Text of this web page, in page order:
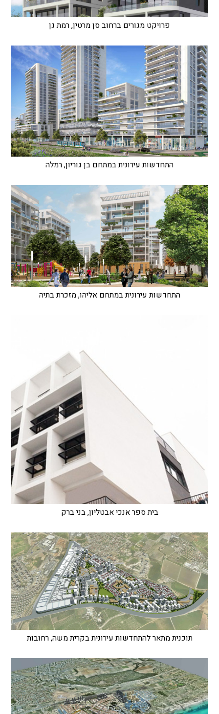
פרויקט מגורים ברחוב סן מרטין, רמת גן
התחדשות עירונית במתחם בן גוריון, רמלה
התחדשות עירונית במתחם אליהו, מזכרת בתיה
בית ספר אנכי אבטליון, בני ברק
תוכנית מתאר להתחדשות עירונית בקרית משה, רחובות